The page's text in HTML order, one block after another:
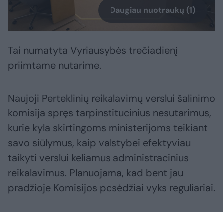
Daugiau nuotraukų (1)
Tai numatyta Vyriausybės trečiadienį
priimtame nutarime.
Naujoji Perteklinių reikalavimų verslui šalinimo
komisija spręs tarpinstitucinius nesutarimus,
kurie kyla skirtingoms ministerijoms teikiant
savo siūlymus, kaip valstybei efektyviau
taikyti verslui keliamus administracinius
reikalavimus. Planuojama, kad bent jau
pradžioje Komisijos posėdžiai vyks reguliariai.